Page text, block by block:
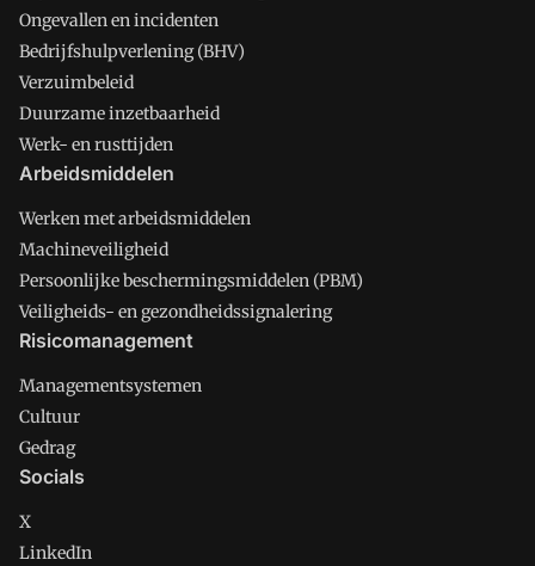
Ongevallen en incidenten
Bedrijfshulpverlening (BHV)
Verzuimbeleid
Duurzame inzetbaarheid
Werk- en rusttijden
Arbeidsmiddelen
Werken met arbeidsmiddelen
Machineveiligheid
Persoonlijke beschermingsmiddelen (PBM)
Veiligheids- en gezondheidssignalering
Risicomanagement
Managementsystemen
Cultuur
Gedrag
Socials
X
LinkedIn